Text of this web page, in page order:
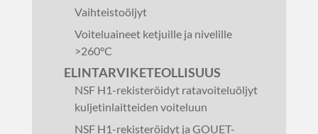
Vaihteistoöljyt
Voiteluaineet ketjuille ja nivelille
>260°C
ELINTARVIKETEOLLISUUS
NSF H1-rekisteröidyt ratavoiteluöljyt
kuljetinlaitteiden voiteluun
NSF H1-rekisteröidyt ja GOUET-